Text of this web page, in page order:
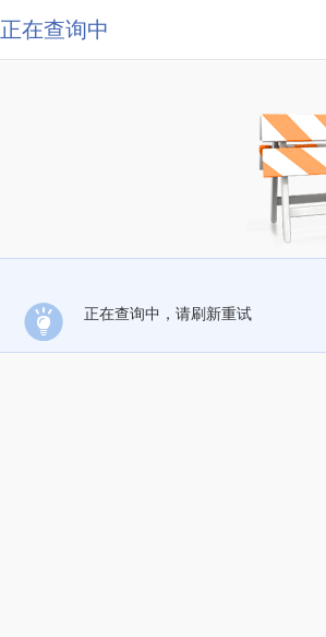
正在查询中
正在查询中，请刷新重试